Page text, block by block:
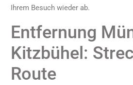
Ihrem Besuch wieder ab.
Entfernung
Kitzbühel:
Route